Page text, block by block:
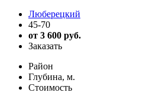
Люберецкий
45-70
от 3 600 руб.
Заказать
Район
Глубина, м.
Стоимость